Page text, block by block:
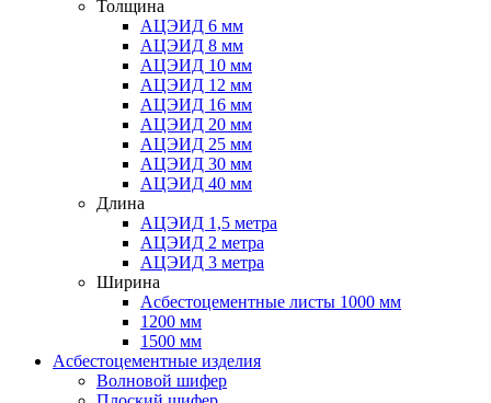
Толщина
АЦЭИД 6 мм
АЦЭИД 8 мм
АЦЭИД 10 мм
АЦЭИД 12 мм
АЦЭИД 16 мм
АЦЭИД 20 мм
АЦЭИД 25 мм
АЦЭИД 30 мм
АЦЭИД 40 мм
Длина
АЦЭИД 1,5 метра
АЦЭИД 2 метра
АЦЭИД 3 метра
Ширина
Асбестоцементные листы 1000 мм
1200 мм
1500 мм
Асбестоцементные изделия
Волновой шифер